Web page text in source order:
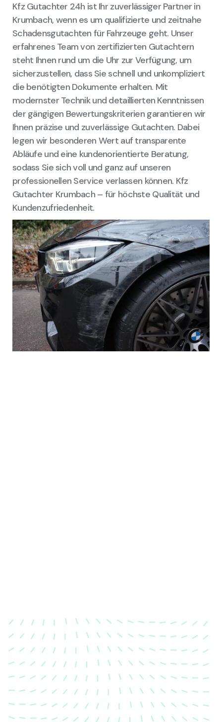
Kfz Gutachter 24h ist Ihr zuverlässiger Partner in
Krumbach, wenn es um qualifizierte und zeitnahe
Schadensgutachten für Fahrzeuge geht. Unser
erfahrenes Team von zertifizierten Gutachtern
steht Ihnen rund um die Uhr zur Verfügung, um
sicherzustellen, dass Sie schnell und unkompliziert
die benötigten Dokumente erhalten. Mit
modernster Technik und detaillierten Kenntnissen
der gängigen Bewertungskriterien garantieren wir
Ihnen präzise und zuverlässige Gutachten. Dabei
legen wir besonderen Wert auf transparente
Abläufe und eine kundenorientierte Beratung,
sodass Sie sich voll und ganz auf unseren
professionellen Service verlassen können. Kfz
Gutachter Krumbach – für höchste Qualität und
Kundenzufriedenheit.
Karosserievermessung
Unsere exakte Karosserievermessung stellt sicher,
dass Ihre Fahrzeugkarosserie nach einem Unfall
wieder in ihren ursprünglichen Zustand gebracht